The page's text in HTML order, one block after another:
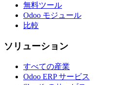
無料ツール
Odoo モジュール
比較
ソリューション
すべての産業
Odoo ERP サービス